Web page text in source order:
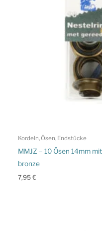
Kordeln, Ösen, Endstücke
MMJZ – 10 Ösen 14mm
bronze
7,95€